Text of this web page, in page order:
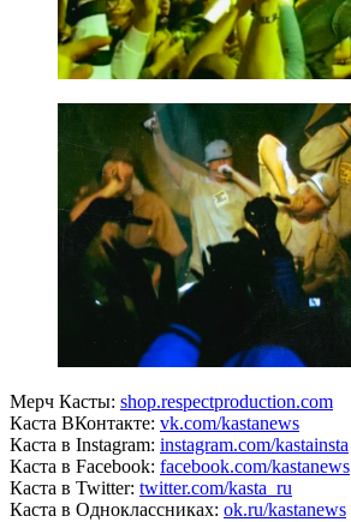
Мерч Касты: shop.respectproduction.com
Каста ВКонтакте: vk.com/kastanews
Каста в Instagram: instagram.com/kastainsta
Каста в Facebook: facebook.com/kastanews
Каста в Twitter: twitter.com/kasta_ru
Каста в Одноклассниках: ok.ru/kastanews